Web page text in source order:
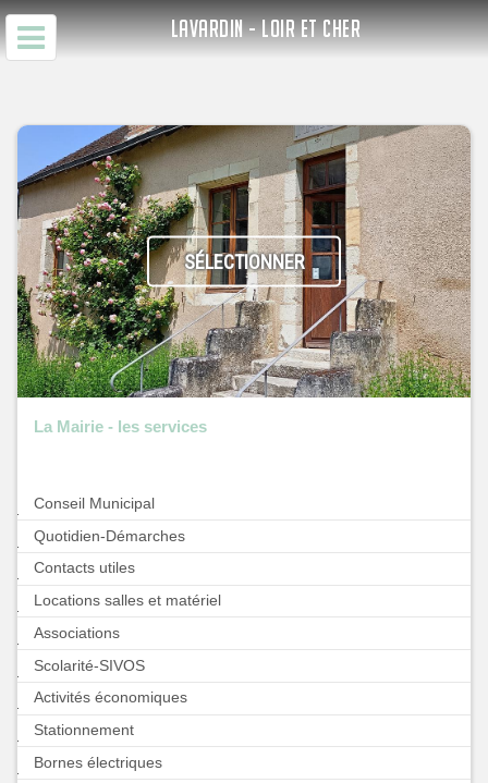
LAVARDIN - LOIR ET CHER
SÉLECTIONNER
La Mairie - les services
Conseil Municipal
Quotidien-Démarches
Contacts utiles
Locations salles et matériel
Associations
Scolarité-SIVOS
Activités économiques
Stationnement
Bornes électriques